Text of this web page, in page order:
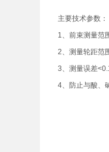
主要技术参数：
1、前束测量范
2、测量轮距
3、测量误差
4、防止与酸、